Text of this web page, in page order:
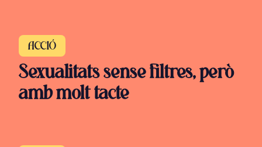
ACCIÓ
Sexualitats sense filtres, però
amb molt tacte